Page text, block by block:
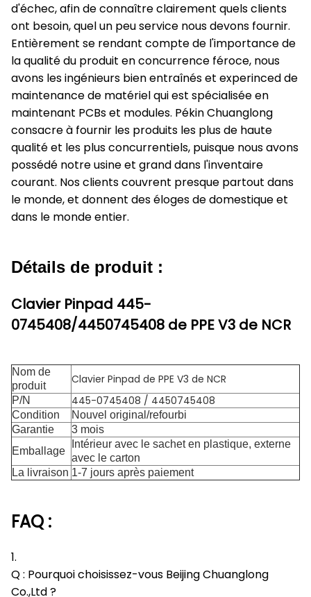
d'échec, afin de connaître clairement quels clients
ont besoin, quel un peu service nous devons fournir.
Entièrement se rendant compte de l'importance de
la qualité du produit en concurrence féroce, nous
avons les ingénieurs bien entraînés et experinced de
maintenance de matériel qui est spécialisée en
maintenant PCBs et modules. Pékin Chuanglong
consacre à fournir les produits les plus de haute
qualité et les plus concurrentiels, puisque nous avons
possédé notre usine et grand dans l'inventaire
courant. Nos clients couvrent presque partout dans
le monde, et donnent des éloges de domestique et
dans le monde entier.
Détails de produit :
Clavier Pinpad 445-
0745408/4450745408 de PPE V3 de NCR
Nom de
produit
Clavier Pinpad de PPE V3 de NCR
P/N 445-0745408 / 4450745408
Condition
Nouvel original/refourbi
Garantie
3 mois
Emballage
Intérieur avec le sachet en plastique, externe
avec le carton
La livraison 1-7 jours après paiement
FAQ :
1.
Q : Pourquoi choisissez-vous Beijing Chuanglong
Co.,Ltd ?